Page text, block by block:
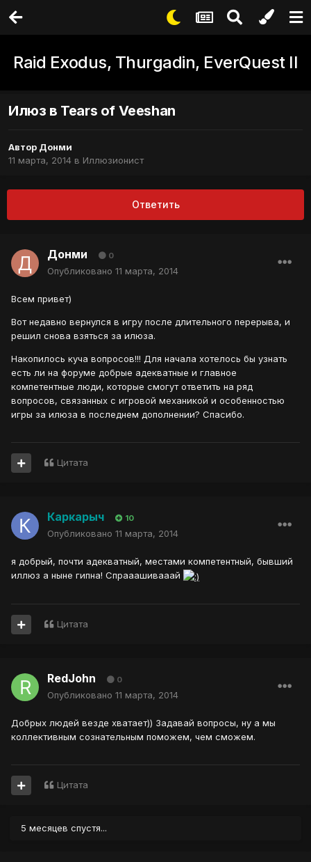
Raid Exodus, Thurgadin, EverQuest II
Илюз в Tears of Veeshan
Автор Донми
11 марта, 2014 в Иллюзионист
Ответить
Донми 0
Опубликовано 11 марта, 2014
Всем привет)
Вот недавно вернулся в игру после длительного перерыва, и
решил снова взяться за илюза.
Накопилось куча вопросов!!! Для начала хотелось бы узнать
есть ли на форуме добрые адекватные и главное
компетентные люди, которые смогут ответить на ряд
вопросов, связанных с игровой механикой и особенностью
игры за илюза в последнем дополнении? Спасибо.
Цитата
Каркарыч 10
Опубликовано 11 марта, 2014
я добрый, почти адекватный, местами компетентный, бывший
иллюз а ныне гипна! Спрааашивааай
Цитата
RedJohn 0
Опубликовано 11 марта, 2014
Добрых людей везде хватает)) Задавай вопросы, ну а мы
коллективным сознательным поможем, чем сможем.
Цитата
5 месяцев спустя...